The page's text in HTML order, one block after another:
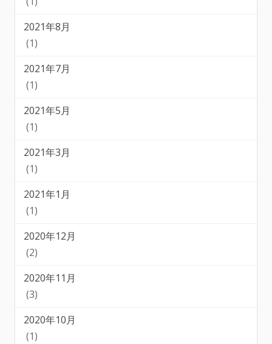
2021年8月
(1)
2021年7月
(1)
2021年5月
(1)
2021年3月
(1)
2021年1月
(1)
2020年12月
(2)
2020年11月
(3)
2020年10月
(1)